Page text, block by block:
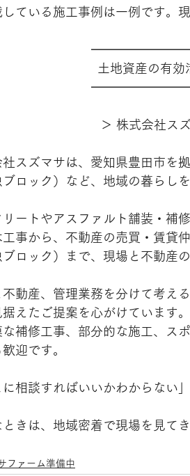
ている施工事例は一例です。
土地資産の有効
＞ 株式会社ス
社スズマサは、愛知県豊田市を
ブロック）など、地域の暮らし
リートやアスファルト舗装・補
工事から、不動産の売買・賃貸
ブロック）まで、現場と不動産
不動産、管理業務を分けて考え
据えたご提案を心がけています。
な補修工事、部分的な施工、ス
迎です。
に相談すればいいかわからない
ときは、地域密着で現場を見て
ファーム準備中